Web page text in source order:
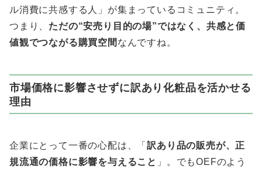
ル消費に共感する人」が集まっているコミュニティ。
つまり、 ただの“安売り目的の場”ではなく、共感と価
値観でつながる購買空間 なんですね。
市場価格に影響させずに訳あり化粧品を活かせる
理由
企業にとって一番の心配は、「訳あり品の販売が、正
規流通の価格に影響を与えること 」。でもOEFのよう